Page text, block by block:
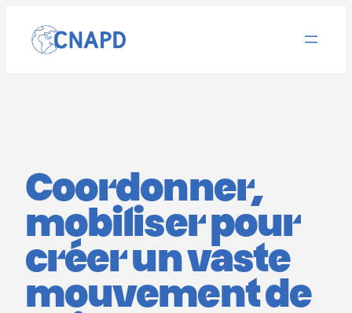
contenu
Coordonner,
mobiliser pour
créer un vaste
mouvement de